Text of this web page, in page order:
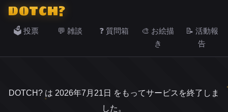
DOTCH?
🗳️ 投票 💬 雑談 ❓ 質問箱
🎨 お絵描
き
📝 活動報
告
DOTCH? は 2026年7月21日 をもってサービスを終了しま
した。